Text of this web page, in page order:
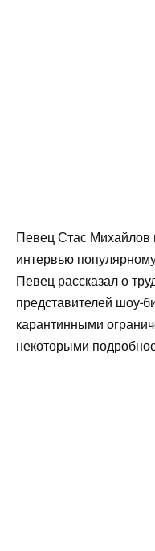
Певец Стас Михайлов
интервью
Певец рассказал о
представителей шоу-
карантинными
некоторыми